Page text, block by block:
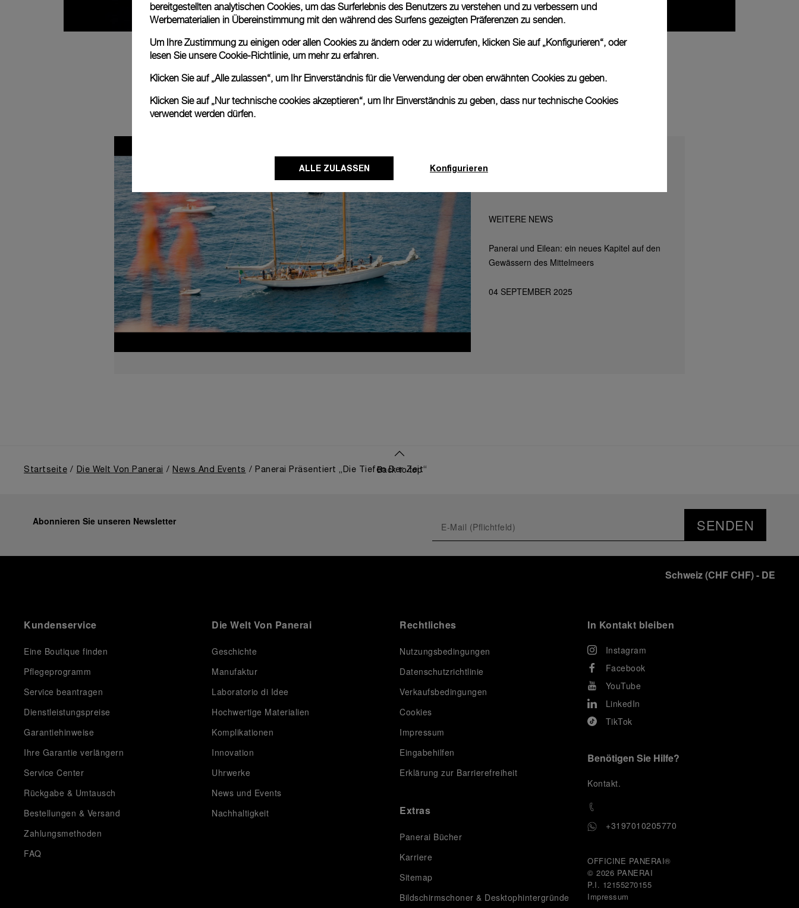
WEITERE NEWS
Panerai und Eilean: ein neues Kapitel auf den
Gewässern des Mittelmeers
04 SEPTEMBER 2025
Startseite Die Welt Von Panerai News And Events Panerai Präsentiert „Die Tiefen Der Zeit“
Back to top
Abonnieren Sie unseren Newsletter SENDEN
Schweiz(CHF CHF)- DE
Kundenservice
Eine Boutique finden
Pflegeprogramm
Service beantragen
Dienstleistungspreise
Garantiehinweise
Ihre Garantie verlängern
Service Center
Rückgabe & Umtausch
Bestellungen & Versand
Zahlungsmethoden
FAQ
Die Welt Von Panerai
Geschichte
Manufaktur
Laboratorio di Idee
Hochwertige Materialien
Komplikationen
Innovation
Uhrwerke
News und Events
Nachhaltigkeit
Rechtliches
Nutzungsbedingungen
Datenschutzrichtlinie
Verkaufsbedingungen
Cookies
Impressum
Eingabehilfen
Erklärung zur Barrierefreiheit
Extras
Panerai Bücher
Karriere
Sitemap
Bildschirmschoner & Desktophintergründe
In Kontakt bleiben
Instagram
Facebook
YouTube
LinkedIn
TikTok
Benötigen Sie Hilfe?
Kontakt.
+3197010205770
OFFICINE PANERAI®
© 2026 PANERAI
P.I. 12155270155
Impressum
bereitgestellten analytischen Cookies, um das Surferlebnis des Benutzers zu verstehen und zu verbessern und
Werbematerialien in Übereinstimmung mit den während des Surfens gezeigten Präferenzen zu senden.
Um Ihre Zustimmung zu einigen oder allen Cookies zu ändern oder zu widerrufen, klicken Sie auf „Konfigurieren“, oder
lesen Sie unsereCookie-Richtlinie, um mehr zu erfahren.
Klicken Sie auf „Alle zulassen“, um Ihr Einverständnis für die Verwendung der oben erwähnten Cookies zu geben.
Klicken Sie auf „Nur technische cookies akzeptieren“, um Ihr Einverständnis zu geben, dass nur technische Cookies
verwendet werden dürfen.
ALLE ZULASSEN Konfigurieren